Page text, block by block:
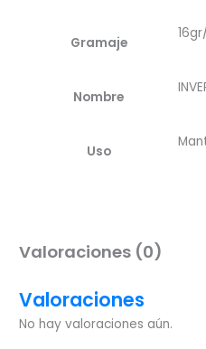
Gramaje
Nombre
Uso
Valoraciones (0)
Valoraciones
No hay valoraciones aún.